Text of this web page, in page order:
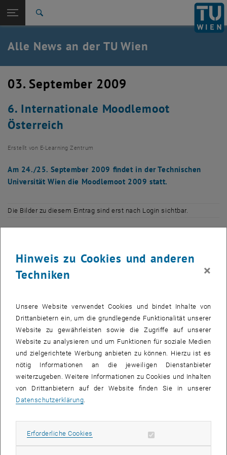
TU Login
Quicklinks
Quicklinks-Menü umschalten
Studium
Karriere
Zurück: Subseiten von TU Wien Startseite auflisten
Zurück zur letzten Ebene:
TU Wien Startseite
Übersicht
Alle News an der TU Wien
03. September 2009
6. Internationale Moodlemoot
Österreich
Erstellt von E-Learning Zentrum
Am 24./25. September 2009 findet in der Technischen
Universität Wien die Moodlemoot 2009 statt.
Die Bilder zu diesem Eintrag sind erst nach Login sichtbar.
bieten,
Erfahrungen auszutauschen und neue Anregungen zu erhalten,
weitere Entwicklungen voranzutreiben und
neue Kontakte zu knüpfen und bestehende Kontakte zu festigen.
Moodle ist ein Course Management System (CMS), auch bekannt
als Learning Management System (LMS) oder als Virtual Learning
Environment (VLE). Im Mittelpunkt dieser Moodlemoot stehen die
NutzerInnen der weltweit erfolgreich eingesetzten Lern- und
Kommunikationsplattform Moodle zur Unterstützung von Lern-,
Kommunikations- und Interaktionsprozessen.
Didaktik, Methodik
Strategien, Kooperationen, Vernetzung, Zusammenarbeit, virtuelle
Hinweis zu Cookies und anderen
Techniken
×
Unsere Website verwendet Cookies und bindet Inhalte von
Drittanbietern ein, um die grundlegende Funktionalität unserer
Website zu gewährleisten sowie die Zugriffe auf unserer
Website zu analysieren und um Funktionen für soziale Medien
und zielgerichtete Werbung anbieten zu können. Hierzu ist es
nötig Informationen an die jeweiligen Dienstanbieter
weiterzugeben. Weitere Informationen zu Cookies und Inhalten
von Drittanbietern auf der Website finden Sie in unserer
Datenschutzerklärung
Erforderliche Cookies Erforderliche Cookies zulassen